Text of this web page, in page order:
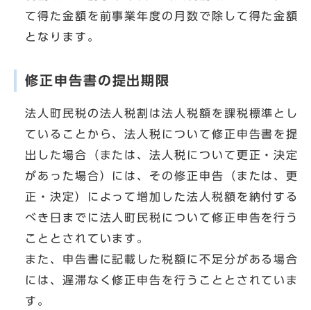
て得た金額を前事業年度の月数で除して得た金額
となります。
修正申告書の提出期限
法人町民税の法人税割は法人税額を課税標準とし
ていることから、法人税について修正申告書を提
出した場合（または、法人税について更正・決定
があった場合）には、その修正申告（または、更
正・決定）によって増加した法人税額を納付する
べき日までに法人町民税について修正申告を行う
こととされています。
また、申告書に記載した税額に不足分がある場合
には、遅滞なく修正申告を行うこととされていま
す。